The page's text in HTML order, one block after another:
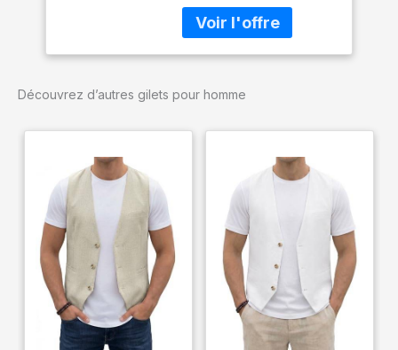
Découvrez d’autres gilets pour homme